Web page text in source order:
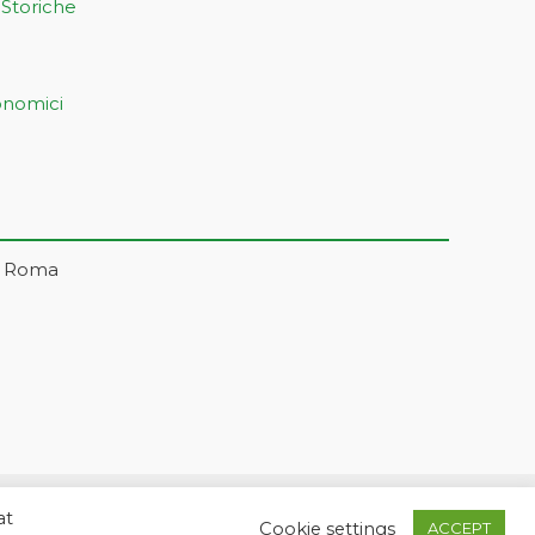
Roma
| markonetsrl@pec.it | Cookie settings ACCEPT